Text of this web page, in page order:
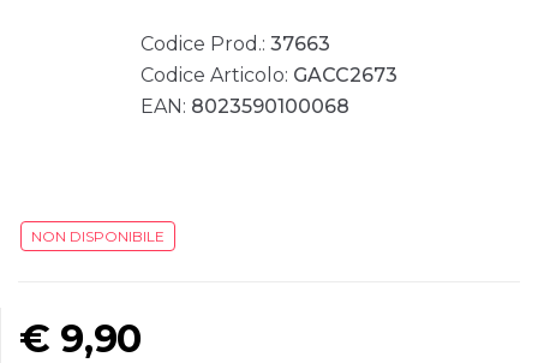
Codice Prod.: 37663
Codice Articolo: GACC2673
EAN: 8023590100068
NON DISPONIBILE
€ 9,90